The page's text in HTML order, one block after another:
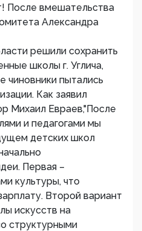
После вмешательства
Александра
решили сохранить
школы г. Углича,
чиновники пытались
Как заявил
Михаил Евраев,"После
и педагогами мы
детских школ
Первая –
культуры, что
Второй вариант
искусств на
структурными